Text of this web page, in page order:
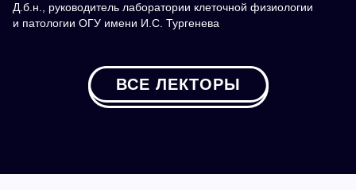
Д.б.н., руководитель лаборатории клеточной физиологии
и патологии ОГУ имени И.С. Тургенева
ВСЕ ЛЕКТОРЫ